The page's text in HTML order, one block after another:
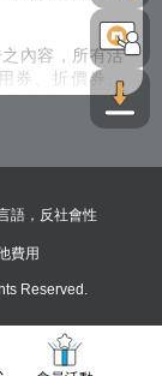
內容，所有活
券、折價券、
及獎項內容修改
活動及贈送內
語，反社會性
費用
Reserved.